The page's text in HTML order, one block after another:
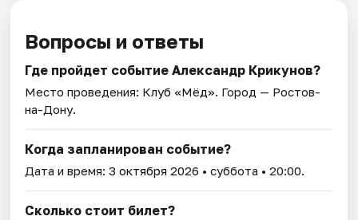
Вопросы и ответы
Где пройдет событие Александр Крикунов?
Место проведения: Клуб «Мёд». Город — Ростов-
на-Дону.
Когда запланирован событие?
Дата и время:3 октября 2026 • суббота • 20:00.
Сколько стоит билет?